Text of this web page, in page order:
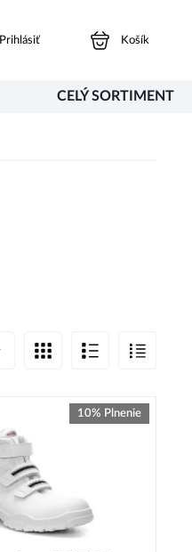
Prihlásiť Košík
CELÝ SORTIMENT
10% Plnenie